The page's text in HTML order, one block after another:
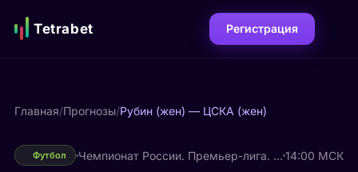
Tetrabet Регистрация
Главная/Прогнозы/Рубин (жен) — ЦСКА (жен)
Футбол Чемпионат России. Премьер-лига. Женщины 14:00 МСК